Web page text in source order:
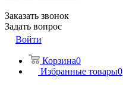
Заказать звонок
Задать вопрос
Войти
Корзина0
Избранные товары0